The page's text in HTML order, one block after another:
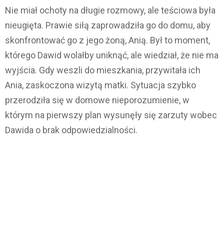
Nie miał ochoty na długie rozmowy, ale teściowa była
nieugięta. Prawie siłą zaprowadziła go do domu, aby
skonfrontować go z jego żoną, Anią. Był to moment,
którego Dawid wolałby uniknąć, ale wiedział, że nie ma
wyjścia. Gdy weszli do mieszkania, przywitała ich
Ania, zaskoczona wizytą matki. Sytuacja szybko
przerodziła się w domowe nieporozumienie, w
którym na pierwszy plan wysunęły się zarzuty wobec
Dawida o brak odpowiedzialności.